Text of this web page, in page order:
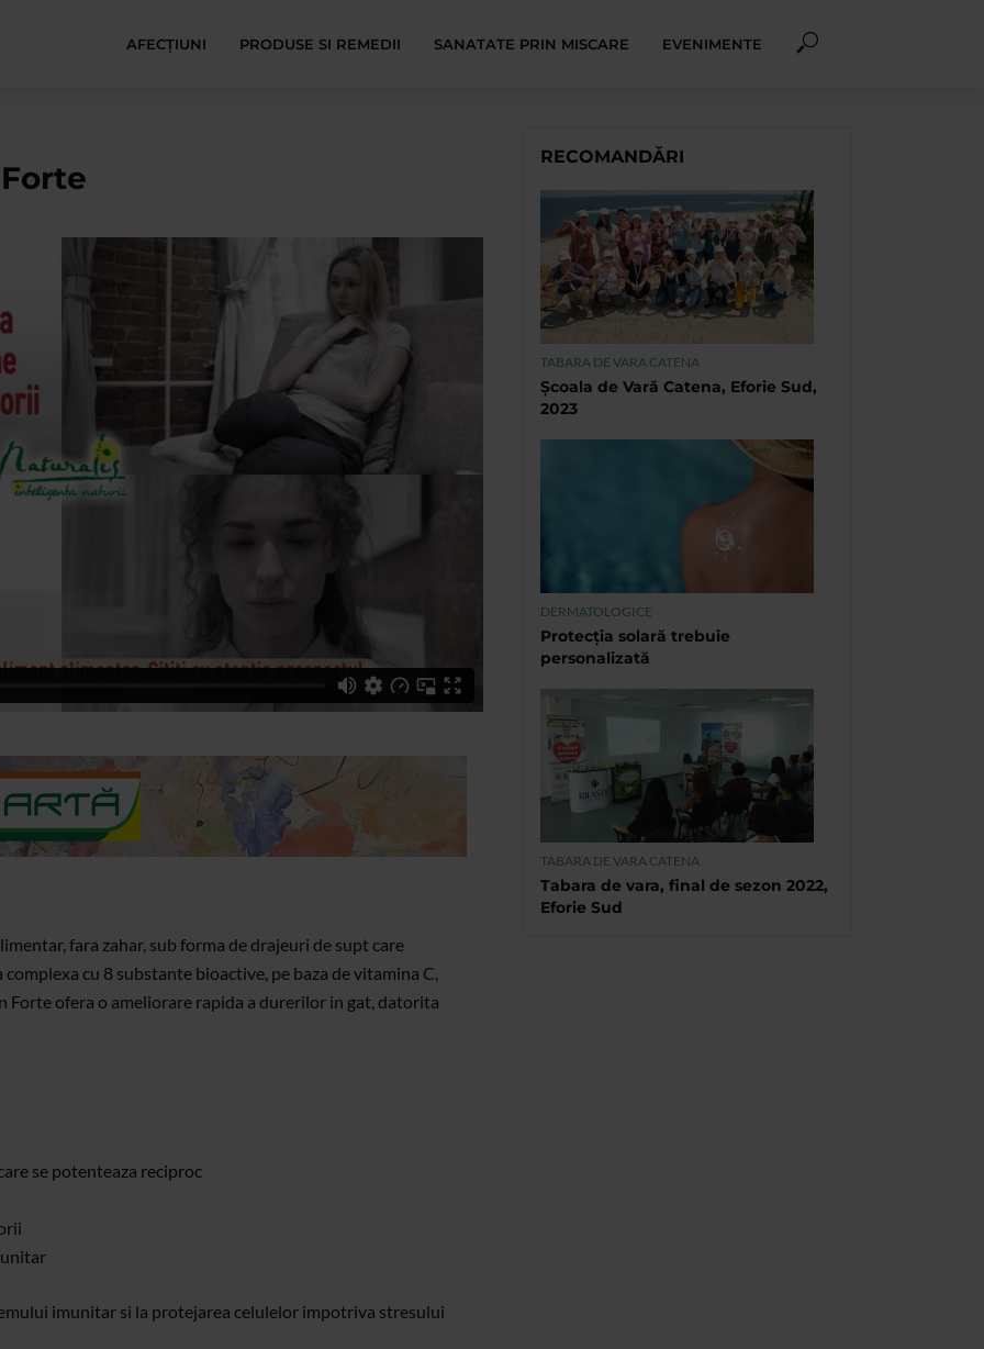
AFECŢIUNI PRODUSE SI REMEDII SANATATE PRIN MISCARE EVENIMENTE
fara zahar, sub forma de drajeuri de supt care
cu 8 substante bioactive, pe baza de vitamina C,
Forte ofera o ameliorare rapida a durerilor in gat, datorita
se potenteaza reciproc
imunitar si la protejarea celulelor impotriva stresului
RECOMANDĂRI
TABARA DE VARA CATENA
Școala de Vară Catena, Eforie Sud,
2023
DERMATOLOGICE
Protecția solară trebuie
personalizată
TABARA DE VARA CATENA
Tabara de vara, final de sezon 2022,
Eforie Sud